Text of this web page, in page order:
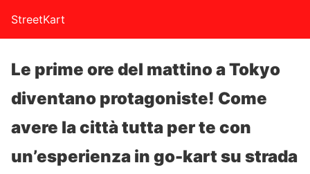
StreetKart
Le prime ore del mattino a Tokyo
diventano protagoniste! Come
avere la città tutta per te con
un’esperienza in go-kart su strada